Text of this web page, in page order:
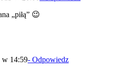
„piłą” 😉
w 14:59- Odpowiedz